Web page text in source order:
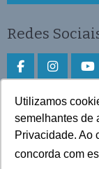
Utilizamos
semelhantes de
Privacidade. Ao
concorda com
Redes
Faça download
Play Store e App